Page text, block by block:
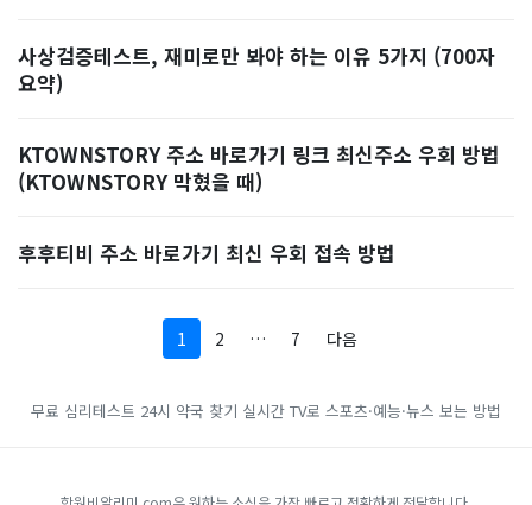
사상검증테스트, 재미로만 봐야 하는 이유 5가지 (700자
요약)
KTOWNSTORY 주소 바로가기 링크 최신주소 우회 방법
(KTOWNSTORY 막혔을 때)
후후티비 주소 바로가기 최신 우회 접속 방법
1 2 … 7 다음
무료 심리테스트 24시 약국 찾기 실시간 TV로 스포츠·예능·뉴스 보는 방법